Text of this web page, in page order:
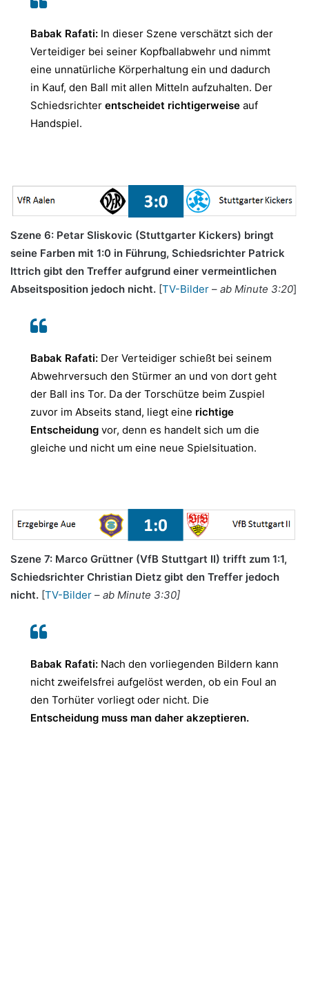
Babak Rafati: In dieser Szene verschätzt sich der
Verteidiger bei seiner Kopfballabwehr und nimmt
eine unnatürliche Körperhaltung ein und dadurch
in Kauf, den Ball mit allen Mitteln aufzuhalten. Der
Schiedsrichter entscheidet richtigerweise auf
Handspiel.
Szene 6: Petar Sliskovic (Stuttgarter Kickers) bringt
seine Farben mit 1:0 in Führung, Schiedsrichter Patrick
Ittrich gibt den Treffer aufgrund einer vermeintlichen
Abseitsposition jedoch nicht. [TV-Bilder – ab Minute 3:20]
Babak Rafati: Der Verteidiger schießt bei seinem
Abwehrversuch den Stürmer an und von dort geht
der Ball ins Tor. Da der Torschütze beim Zuspiel
zuvor im Abseits stand, liegt eine richtige
Entscheidung vor, denn es handelt sich um die
gleiche und nicht um eine neue Spielsituation.
Szene 7: Marco Grüttner (VfB Stuttgart II) trifft zum 1:1,
Schiedsrichter Christian Dietz gibt den Treffer jedoch
nicht. [TV-Bilder – ab Minute 3:30]
Babak Rafati: Nach den vorliegenden Bildern kann
nicht zweifelsfrei aufgelöst werden, ob ein Foul an
den Torhüter vorliegt oder nicht. Die
Entscheidung muss man daher akzeptieren.